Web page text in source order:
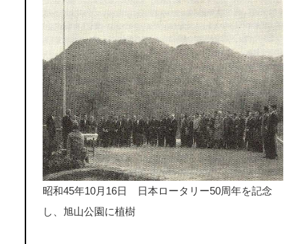
昭和45年10月16日 日本ロータリー50周年を記念
し、旭山公園に植樹